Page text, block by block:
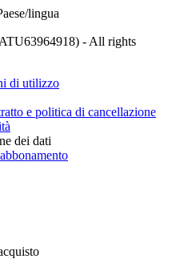
lingua
- All rights
di utilizzo
e politica di cancellazione
dei dati